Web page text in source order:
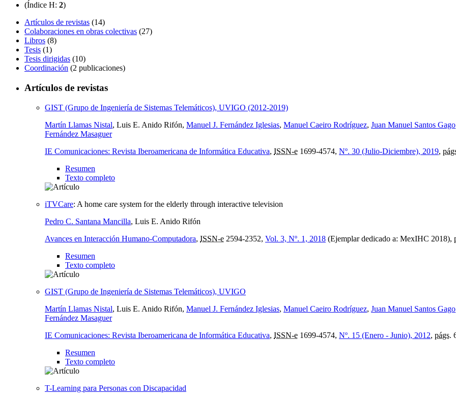
(Índice H: 2)
Artículos de revistas (14)
Colaboraciones en obras colectivas (27)
Libros (8)
Tesis (1)
Tesis dirigidas (10)
Coordinación (2 publicaciones)
Artículos de revistas
GIST (Grupo de Ingeniería de Sistemas Telemáticos), UVIGO (2012-2019)
Martín Llamas Nistal, Luis E. Anido Rifón, Manuel J. Fernández Iglesias, Manuel Caeiro Rodríguez, Juan Manuel Santos Gago
Fernández Masaguer
IE Comunicaciones: Revista Iberoamericana de Informática Educativa, ISSN-e 1699-4574, Nº. 30 (Julio-Diciembre), 2019,
Resumen
Texto completo
iTVCare: A home care system for the elderly through interactive television
Pedro C. Santana Mancilla, Luis E. Anido Rifón
Avances en Interacción Humano-Computadora, ISSN-e 2594-2352, Vol. 3, Nº. 1, 2018 (Ejemplar dedicado a: MexIHC 2018),
Resumen
Texto completo
GIST (Grupo de Ingeniería de Sistemas Telemáticos), UVIGO
Martín Llamas Nistal, Luis E. Anido Rifón, Manuel J. Fernández Iglesias, Manuel Caeiro Rodríguez, Juan Manuel Santos Gago
Fernández Masaguer
IE Comunicaciones: Revista Iberoamericana de Informática Educativa, ISSN-e 1699-4574, Nº. 15 (Enero - Junio), 2012, págs.
Resumen
Texto completo
T-Learning para Personas con Discapacidad